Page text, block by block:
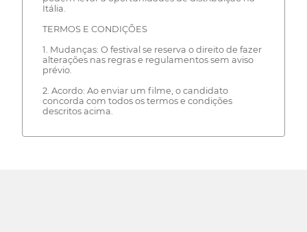
Itália.
TERMOS E CONDIÇÕES
1. Mudanças: O festival se reserva o direito de fazer
alterações nas regras e regulamentos sem aviso
prévio.
2. Acordo: Ao enviar um filme, o candidato
concorda com todos os termos e condições
descritos acima.